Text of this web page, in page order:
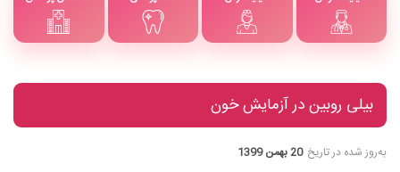
بیلی روبین در آزمایش خون
به‌روز شده در تاریخ 20 بهمن 1399